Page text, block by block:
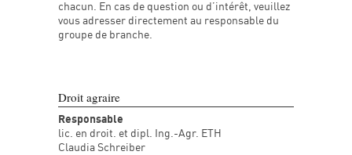
chacun. En cas de question ou d’intérêt, veuillez
vous adresser directement au responsable du
groupe de branche.
Droit agraire
Responsable
lic. en droit. et dipl. Ing.-Agr. ETH
Claudia Schreiber